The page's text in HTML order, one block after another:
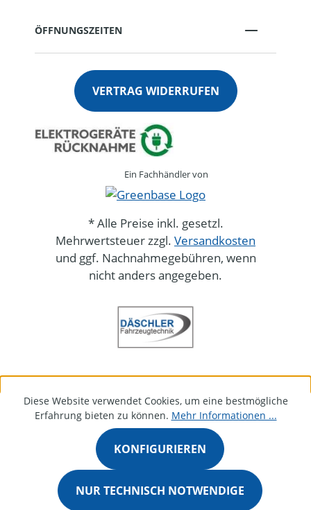
ÖFFNUNGSZEITEN
VERTRAG WIDERRUFEN
Ein Fachhändler von
* Alle Preise inkl. gesetzl.
Mehrwertsteuer zzgl. Versandkosten
und ggf. Nachnahmegebühren, wenn
nicht anders angegeben.
Diese Website verwendet Cookies, um eine bestmögliche
Erfahrung bieten zu können. Mehr Informationen ...
NUR TECHNISCH NOTWENDIGE
KONFIGURIEREN